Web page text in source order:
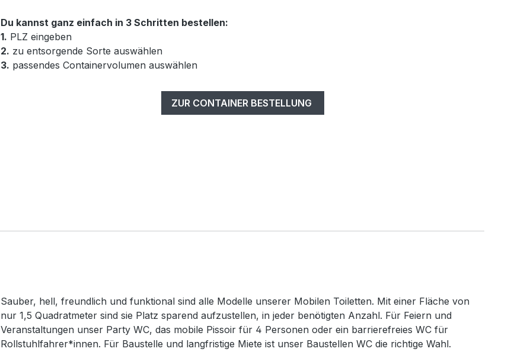
Du kannst ganz einfach in 3 Schritten bestellen:
1. PLZ eingeben
2. zu entsorgende Sorte auswählen
3. passendes Containervolumen auswählen
ZUR CONTAINER BESTELLUNG
Sauber, hell, freundlich und funktional sind alle Modelle unserer Mobilen Toiletten. Mit einer Fläche von
nur 1,5 Quadratmeter sind sie Platz sparend aufzustellen, in jeder benötigten Anzahl. Für Feiern und
Veranstaltungen unser Party WC, das mobile Pissoir für 4 Personen oder ein barrierefreies WC für
Rollstuhlfahrer*innen. Für Baustelle und langfristige Miete ist unser Baustellen WC die richtige Wahl.